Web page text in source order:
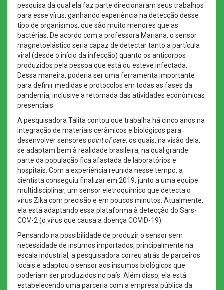
pesquisa da qual ela faz parte direcionaram seus trabalhos
para esse vírus, ganhando experiência na detecção desse
tipo de organismos, que são muito menores que as
bactérias. De acordo com a professora Mariana, o sensor
magnetoelástico seria capaz de detectar tanto a partícula
viral (desde o início da infecção) quanto os anticorpos
produzidos pela pessoa que está ou esteve infectada.
Dessa maneira, poderia ser uma ferramenta importante
para definir medidas e protocolos em todas as fases da
pandemia, inclusive a retomada das atividades econômicas
presenciais.
A pesquisadora Talita contou que trabalha há cinco anos na
integração de materiais cerâmicos e biológicos para
desenvolver sensores point of care, os quais, na visão dela,
se adaptam bem à realidade brasileira, na qual grande
parte da população fica afastada de laboratórios e
hospitais. Com a experiência reunida nesse tempo, a
cientista conseguiu finalizar em 2019, junto a uma equipe
multidisciplinar, um sensor eletroquímico que detecta o
vírus Zika com precisão e em poucos minutos. Atualmente,
ela está adaptando essa plataforma à detecção do Sars-
COV-2 (o vírus que causa a doença COVID-19).
Pensando na possibilidade de produzir o sensor sem
necessidade de insumos importados, principalmente na
escala industrial, a pesquisadora correu atrás de parceiros
locais e adaptou o sensor aos insumos biológicos que
poderiam ser produzidos no país. Além disso, ela está
estabelecendo uma parceria com a empresa pública da